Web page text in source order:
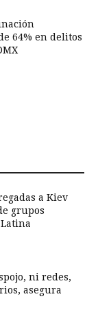
64% en delitos
a Kiev
grupos
ni redes,
asegura